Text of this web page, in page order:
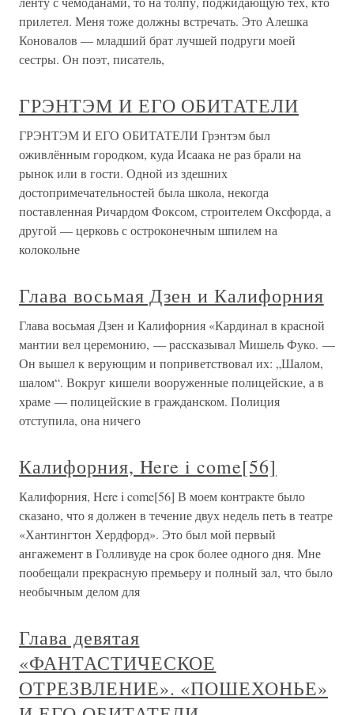
прилетел. Меня тоже должны встречать. Это Алешка
Коновалов — младший брат лучшей подруги моей
сестры. Он поэт, писатель,
ГРЭНТЭМ И ЕГО ОБИТАТЕЛИ
ГРЭНТЭМ И ЕГО ОБИТАТЕЛИ Грэнтэм был
оживлённым городком, куда Исаака не раз брали на
рынок или в гости. Одной из здешних
достопримечательностей была школа, некогда
поставленная Ричардом Фоксом, строителем Оксфорда, а
другой — церковь с остроконечным шпилем на
колокольне
Глава восьмая Дзен и Калифорния
Глава восьмая Дзен и Калифорния «Кардинал в красной
мантии вел церемонию, — рассказывал Мишель Фуко. —
Он вышел к верующим и поприветствовал их: „Шалом,
шалом“. Вокруг кишели вооруженные полицейские, а в
храме — полицейские в гражданском. Полиция
отступила, она ничего
Калифорния, Here i come[56]
Калифорния, Here i come[56] В моем контракте было
сказано, что я должен в течение двух недель петь в театре
«Хантингтон Хердфорд». Это был мой первый
ангажемент в Голливуде на срок более одного дня. Мне
пообещали прекрасную премьеру и полный зал, что было
необычным делом для
Глава девятая
«ФАНТАСТИЧЕСКОЕ
ОТРЕЗВЛЕНИЕ». «ПОШЕХОНЬЕ»